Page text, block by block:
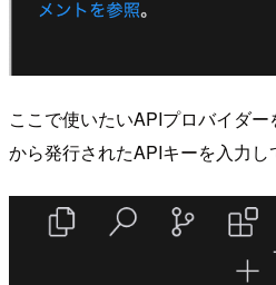
ここで使いたいAPIプロバイダ
から発行されたAPIキーを入力し